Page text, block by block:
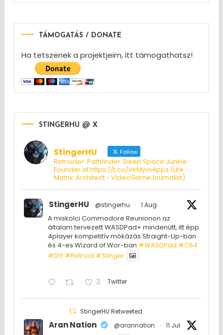
TÁMOGATÁS / DONATE
Ha tetszenek a projektjeim, itt támogathatsz!
STINGERHU @ X
StingerHU Follow
Retroider. Pathfinder. Deep Space Junkie.
Founder of https://t.co/VkMyvx4ppz (Life
Matrix: Architect - VideoGameJournalist)
StingerHU @stingerhu · 1 Aug
A miskolci Commodore Reunionon az
általam tervezett WASDPad+ mindenütt, itt épp
4player kompetitív mókázás Straight-Up-ban
és 4-es Wizard of Wor-ban #WASDPad #C64
#DIY #Retroid #Stinger
3 Twitter
StingerHU Retweeted
Aran Nation @arannation · 11 Jul